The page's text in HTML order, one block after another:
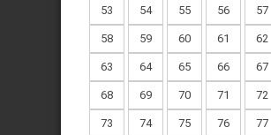
53 54 55 56 57
58 59 60 61 62
63 64 65 66 67
68 69 70 71 72
73 74 75 76 77